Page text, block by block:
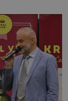
1223 postupují